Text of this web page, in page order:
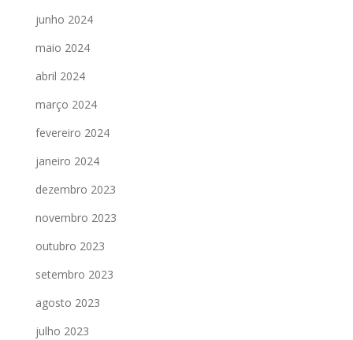
junho 2024
maio 2024
abril 2024
março 2024
fevereiro 2024
janeiro 2024
dezembro 2023
novembro 2023
outubro 2023
setembro 2023
agosto 2023
julho 2023